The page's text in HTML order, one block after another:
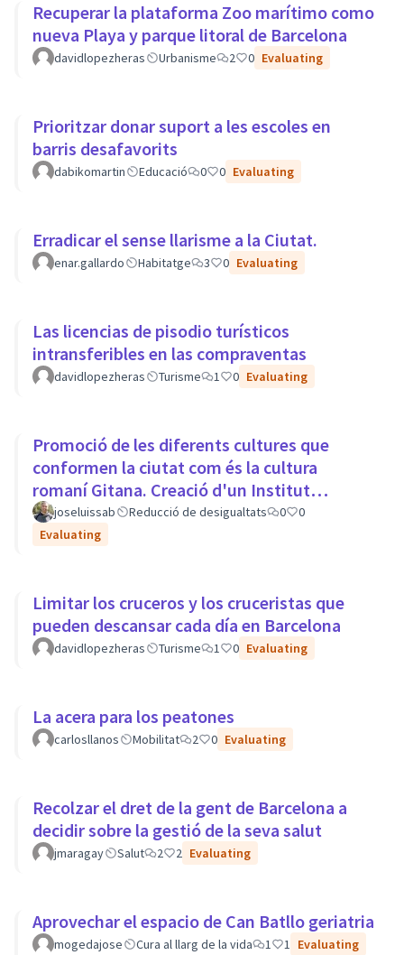
Recuperar la plataforma Zoo marítimo como
nueva Playa y parque litoral de Barcelona
davidlopezheras Urbanisme 2 0 Evaluating
Prioritzar donar suport a les escoles en
barris desafavorits
dabikomartin Educació 0 0 Evaluating
Erradicar el sense llarisme a la Ciutat.
enar.gallardo Habitatge 3 0 Evaluating
Las licencias de pisodio turísticos
intransferibles en las compraventas
davidlopezheras Turisme 1 0 Evaluating
Promoció de les diferents cultures que
conformen la ciutat com és la cultura
romaní Gitana. Creació d'un Institut
Europeu de Cultura Romaní
joseluissab Reducció de desigualtats 0
0
Evaluating
Limitar los cruceros y los cruceristas que
pueden descansar cada día en Barcelona
davidlopezheras Turisme 1 0 Evaluating
La acera para los peatones
carlosllanos Mobilitat 2 0 Evaluating
Recolzar el dret de la gent de Barcelona a
decidir sobre la gestió de la seva salut
jmaragay Salut 2 2 Evaluating
Aprovechar el espacio de Can Batllo geriatria
mogedajose Cura al llarg de la vida 1 1 Evaluating